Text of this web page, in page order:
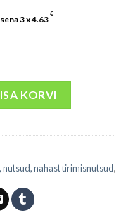
3 x4.63
€
KORVI
nahast tirimisnutsud,